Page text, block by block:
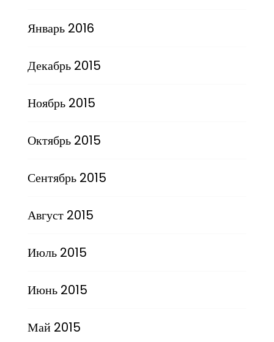
Январь 2016
Декабрь 2015
Ноябрь 2015
Октябрь 2015
Сентябрь 2015
Август 2015
Июль 2015
Июнь 2015
Май 2015